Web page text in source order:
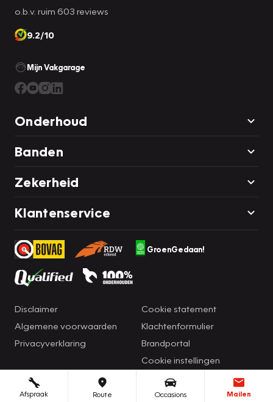
Afspraak Route Occasions Mailen
o.b.v. ruim 603 reviews
9.2/10
Mijn Vakgarage
Onderhoud
Banden
Zekerheid
Klantenservice
GroenGedaan!
Disclaimer
Algemene voorwaarden
Privacyverklaring
Cookie statement
Klachtenformulier
Brandportal
Cookie instellingen